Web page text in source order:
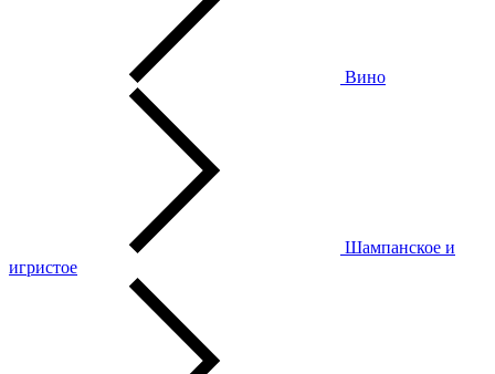
Вино
Шампанское и
игристое